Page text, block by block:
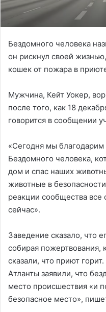
Бездомного человека
он рискнул своей
кошек от пожара в
Мужчина, Кейт Уокер,
после того, как 18
говорится в сообщении
«Сегодня мы
Бездомного человека,
дом и спас наших
животные в
реакции сообщества все
сейчас».
Заведение сказало, что
собирая пожертвования,
сказали, что приют
Атланты заявили, что
место происшествия «и
безопасное место»,